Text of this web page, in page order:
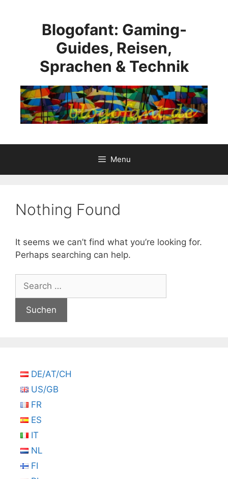
Blogofant: Gaming-
Guides, Reisen,
Sprachen & Technik
Menu
Nothing Found
It seems we can’t find what you’re looking for.
Perhaps searching can help.
Suchen
nach:
DE/AT/CH
US/GB
FR
ES
IT
NL
FI